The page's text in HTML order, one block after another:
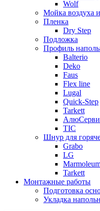
Wolf
Мойка воздуха
Пленка
Dry Step
Подложка
Профиль
Balterio
Deko
Faus
Flex line
Lugal
Quick-Step
Tarkett
ТІС
Шнур для
Grabo
LG
Tarkett
Монтажные работы
Подготовка
Укладка